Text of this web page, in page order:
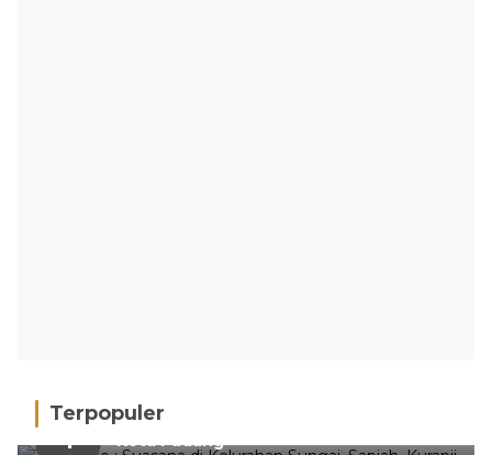
Terpopuler
1
Hujan Deras, 15 Titik Banjir Terdeteksi di
Kota Padang